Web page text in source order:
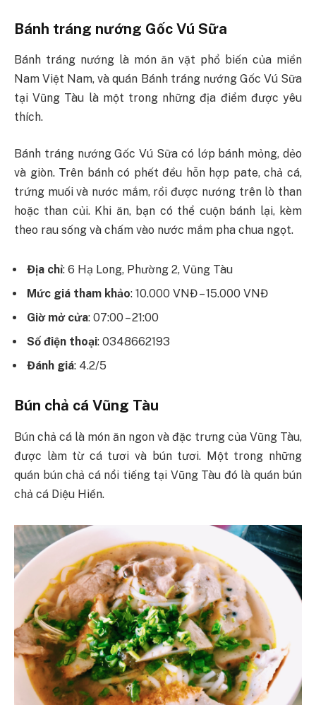
Bánh tráng nướng Gốc Vú Sữa
Bánh tráng nướng là món ăn vặt phổ biến của miền
Nam Việt Nam, và quán Bánh tráng nướng Gốc Vú Sữa
tại Vũng Tàu là một trong những địa điểm được yêu
thích.
Bánh tráng nướng Gốc Vú Sữa có lớp bánh mỏng, dẻo
và giòn. Trên bánh có phết đều hỗn hợp pate, chả cá,
trứng muối và nước mắm, rồi được nướng trên lò than
hoặc than củi. Khi ăn, bạn có thể cuộn bánh lại, kèm
theo rau sống và chấm vào nước mắm pha chua ngọt.
Địa chỉ: 6 Hạ Long, Phường 2, Vũng Tàu
Mức giá tham khảo: 10.000 VNĐ – 15.000 VNĐ
Giờ mở cửa: 07:00 – 21:00
Số điện thoại: 0348662193
Đánh giá: 4.2/5
Bún chả cá Vũng Tàu
Bún chả cá là món ăn ngon và đặc trưng của Vũng Tàu,
được làm từ cá tươi và bún tươi. Một trong những
quán bún chả cá nổi tiếng tại Vũng Tàu đó là quán bún
chả cá Diệu Hiền.